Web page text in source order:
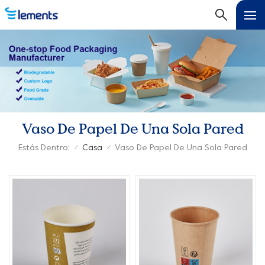
Vaso De Papel De Una Sola Pared
Estás Dentro: / Casa / Vaso De Papel De Una Sola Pared